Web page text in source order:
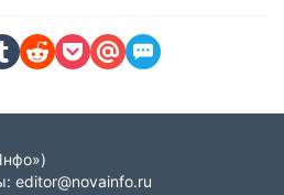
editor@novainfo.ru